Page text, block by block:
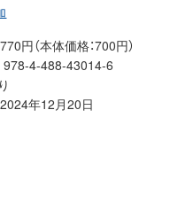
770円（本体価格：700円）
978-4-488-43014-6
2024年12月20日